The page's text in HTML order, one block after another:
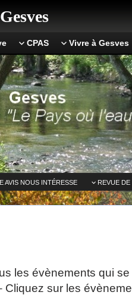
CPAS Vivre à Gesves
AVIS NOUS INTÉRESSE REVUE DE
les évènements qui
Cliquez sur les